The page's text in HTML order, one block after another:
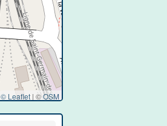
© Leaflet | ©OSM